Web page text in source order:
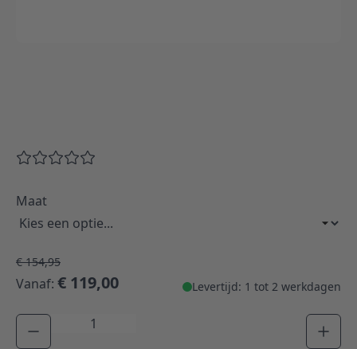
Maat
€ 154,95
Vanaf: € 119,00 Levertijd: 1 tot 2 werkdagen
Aantal